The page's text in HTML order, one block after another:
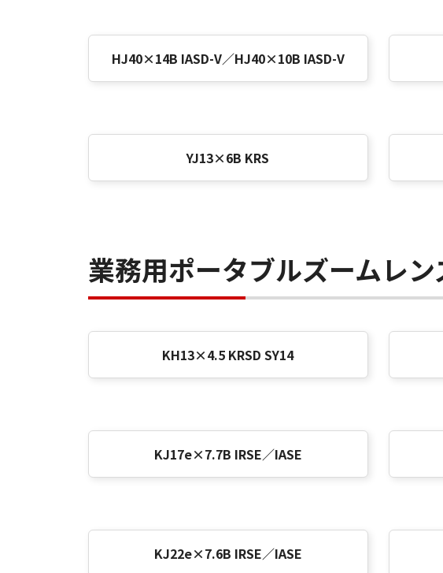
HJ40×14B IASD-V／HJ40×10B IASD-V
YJ13×6B KRS
業務用ポータブルズームレン
KH13×4.5 KRSD SY14
KJ17e×7.7B IRSE／IASE
KJ22e×7.6B IRSE／IASE